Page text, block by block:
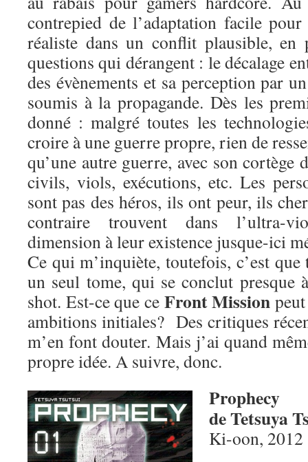
contrepied de l’adaptation facile
réaliste dans un conflit plausible, en
questions qui dérangent : le décalage
des évènements et sa perception par
soumis à la propagande. Dès les
donné : malgré toutes les
croire à une guerre propre, rien de
qu’une autre guerre, avec son cortège
civils, viols, exécutions, etc. Les
sont pas des héros, ils ont peur, ils
contraire trouvent dans l’ultra-
dimension à leur existence jusque-ici
Ce qui m’inquiète, toutefois, c’est
un seul tome, qui se conclut presque
shot. Est-ce que ce Front Mission
ambitions initiales? Des critiques
m’en font douter. Mais j’ai quand
propre idée. A suivre, donc.
Prophecy
de Tetsuya
Ki-oon, 2012